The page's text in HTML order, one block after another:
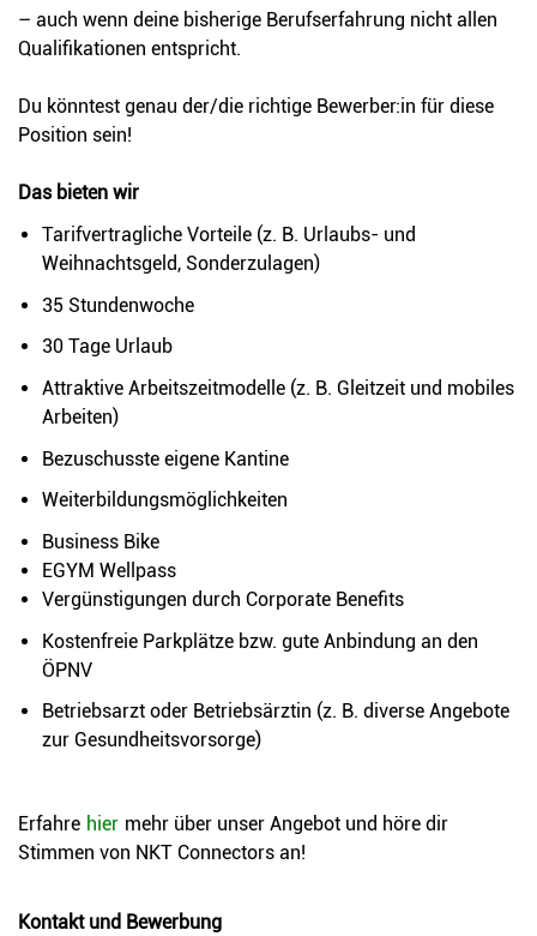
– auch wenn deine bisherige Berufserfahrung nicht allen
Qualifikationen entspricht.
Du könntest genau der/die richtige Bewerber:in für diese
Position sein!
Das bieten wir
Tarifvertragliche Vorteile (z. B. Urlaubs- und
Weihnachtsgeld, Sonderzulagen)
35 Stundenwoche
30 Tage Urlaub
Attraktive Arbeitszeitmodelle (z. B. Gleitzeit und mobiles
Arbeiten)
Bezuschusste eigene Kantine
Weiterbildungsmöglichkeiten
Business Bike
EGYM Wellpass
Vergünstigungen durch Corporate Benefits
Kostenfreie Parkplätze bzw. gute Anbindung an den
ÖPNV
Betriebsarzt oder Betriebsärztin (z. B. diverse Angebote
zur Gesundheitsvorsorge)
Erfahre hier mehr über unser Angebot und höre dir
Stimmen von NKT Connectors an!
Kontakt und Bewerbung